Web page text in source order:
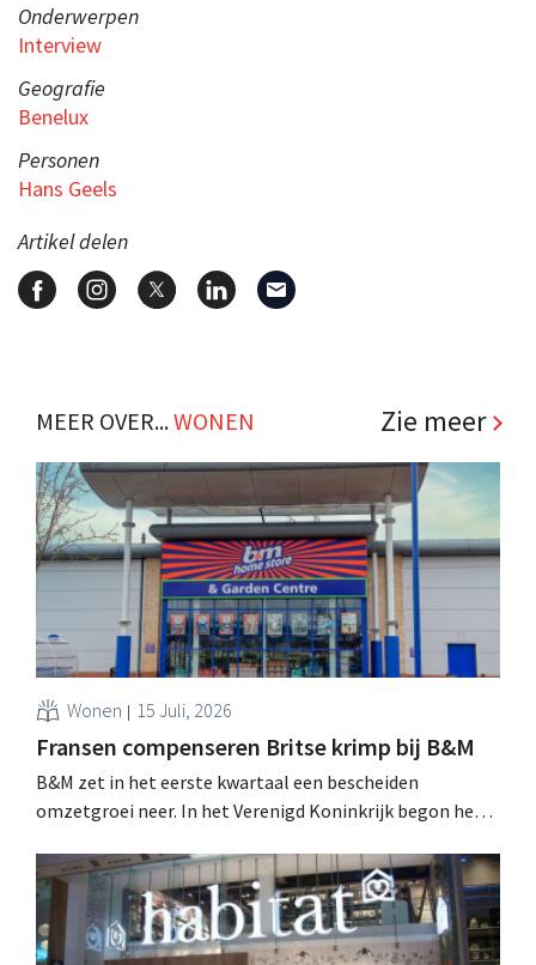
Onderwerpen
Interview
Geografie
Benelux
Personen
Hans Geels
Artikel delen
MEER OVER...WONEN Zie meer
Wonen 15 Juli, 2026
Fransen compenseren Britse krimp bij B&M
B&M zet in het eerste kwartaal een bescheiden
omzetgroei neer. In het Verenigd Koninkrijk begon het
een betere prestatie van Heron Foods vingen de daling
op.